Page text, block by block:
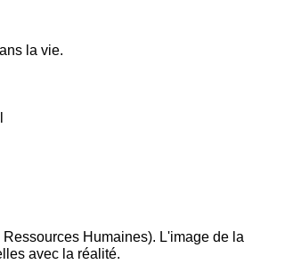
la vie.
Humaines). L'image de la
avec la réalité.